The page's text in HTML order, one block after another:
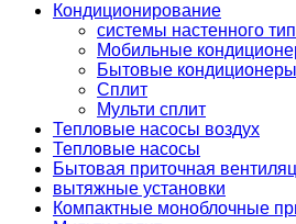
Кондиционирование
системы настенного
Мобильные
Бытовые кондиционеры
Сплит
Мульти сплит
Тепловые насосы воздух
Тепловые насосы
Бытовая приточная
вытяжные установки
Компактные моноблочные